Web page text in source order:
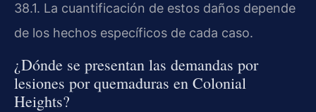
38.1. La cuantificación de estos daños depende
de los hechos específicos de cada caso.
¿Dónde se presentan las demandas por
lesiones por quemaduras en Colonial
Heights?